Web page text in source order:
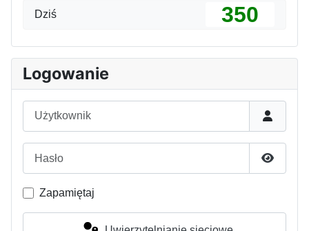
Dziś 350
Logowanie
Pokaż
Zapamiętaj